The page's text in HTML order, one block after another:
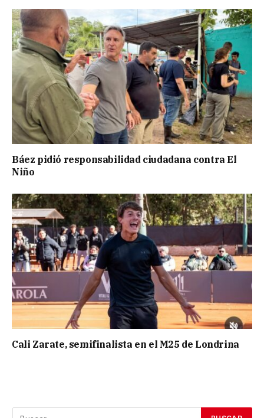
Báez pidió responsabilidad ciudadana contra El
Niño
Cali Zarate, semifinalista en el M25 de Londrina